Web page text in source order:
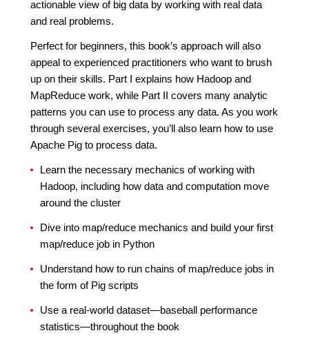
actionable view of big data by working with real data
and real problems.
Perfect for beginners, this book’s approach will also
appeal to experienced practitioners who want to brush
up on their skills. Part I explains how Hadoop and
MapReduce work, while Part II covers many analytic
patterns you can use to process any data. As you work
through several exercises, you’ll also learn how to use
Apache Pig to process data.
Learn the necessary mechanics of working with
Hadoop, including how data and computation move
around the cluster
Dive into map/reduce mechanics and build your first
map/reduce job in Python
Understand how to run chains of map/reduce jobs in
the form of Pig scripts
Use a real-world dataset—baseball performance
statistics—throughout the book